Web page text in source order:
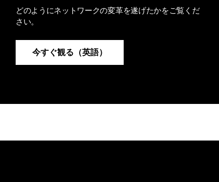
どのようにネットワークの変革を遂げたかをご覧くだ
さい。
今すぐ観る（英語）